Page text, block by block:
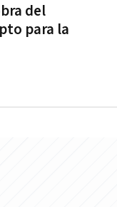
del
para la